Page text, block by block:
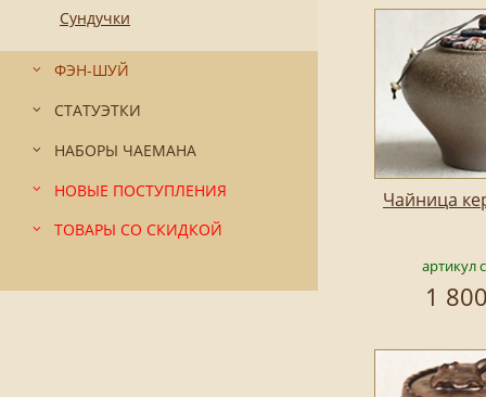
Сундучки
ФЭН-ШУЙ
СТАТУЭТКИ
НАБОРЫ ЧАЕМАНА
НОВЫЕ ПОСТУПЛЕНИЯ
ТОВАРЫ СО СКИДКОЙ
Чайница
артикул
1